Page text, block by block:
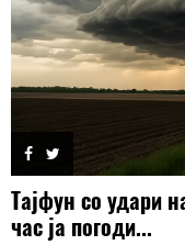
Тајфун со удари
час ја погоди...